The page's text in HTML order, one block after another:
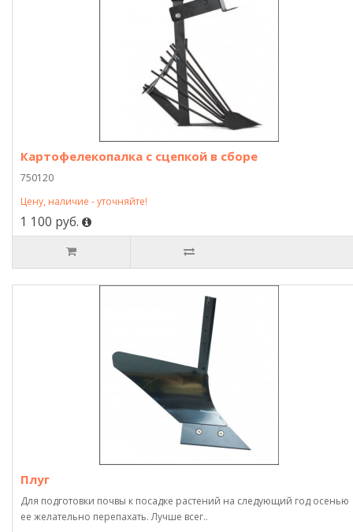
Картофелекопалка с сцепкой в сборе
750120
Цену, наличие - уточняйте!
1 100 руб.
Плуг
Для подготовки почвы к посадке растений на следующий год осенью
ее желательно перепахать. Лучше всег..